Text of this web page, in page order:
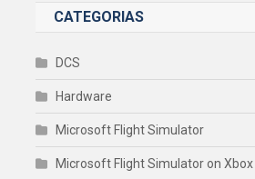
CATEGORIAS
DCS
Hardware
Microsoft Flight Simulator
Microsoft Flight Simulator on Xbox